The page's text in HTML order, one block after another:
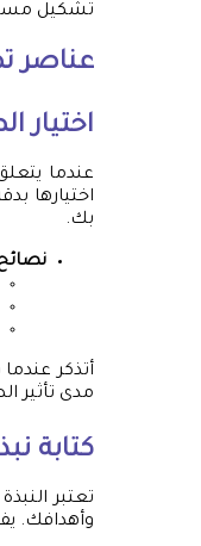
تشكيل
عناصر
اختيار
عندما
اختيارها
بك.
نصائح
أتذكر
مدى تأثير
كتابة
تعتبر
وأهدافك.